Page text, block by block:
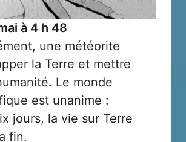
à 4 h 48
une météorite
la Terre et mettre
Le monde
est unanime :
jours, la vie sur Terre
fin.